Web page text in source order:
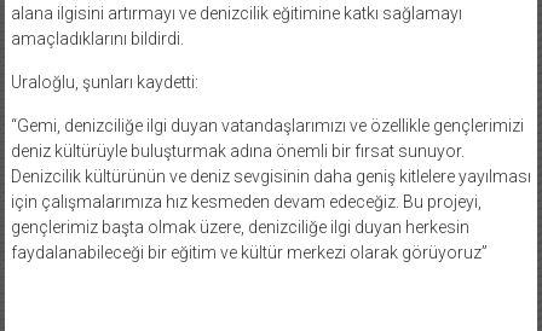
alana ilgisini artırmayı ve denizcilik eğitimine katkı sağlamayı
amaçladıklarını bildirdi.
Uraloğlu, şunları kaydetti:
“Gemi, denizciliğe ilgi duyan vatandaşlarımızı ve özellikle gençlerimizi
deniz kültürüyle buluşturmak adına önemli bir fırsat sunuyor.
Denizcilik kültürünün ve deniz sevgisinin daha geniş kitlelere yayılması
için çalışmalarımıza hız kesmeden devam edeceğiz. Bu projeyi,
gençlerimiz başta olmak üzere, denizciliğe ilgi duyan herkesin
faydalanabileceği bir eğitim ve kültür merkezi olarak görüyoruz”